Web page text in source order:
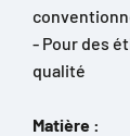
- Pour des
qualité
Matière :